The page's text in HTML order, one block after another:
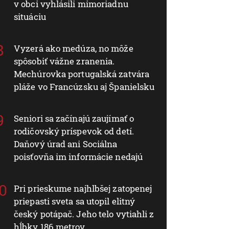
v obci vyhlásili mimoriadnu
situáciu
Vyzerá ako medúza, no môže
spôsobiť vážne zranenia.
Mechúrovka portugalská zatvára
pláže vo Francúzsku aj Španielsku
Seniori sa začínajú zaujímať o
rodičovský príspevok od detí.
Daňový úrad ani Sociálna
poisťovňa im informácie nedajú
Pri prieskume najhlbšej zatopenej
priepasti sveta sa utopil elitný
český potápač. Jeho telo vytiahli z